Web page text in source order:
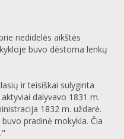
nedidelės aikštės
buvo dėstoma lenkų
ir teisiškai sulyginta
dalyvavo 1831 m.
1832 m. uždarė.
pradinė mokykla. Čia